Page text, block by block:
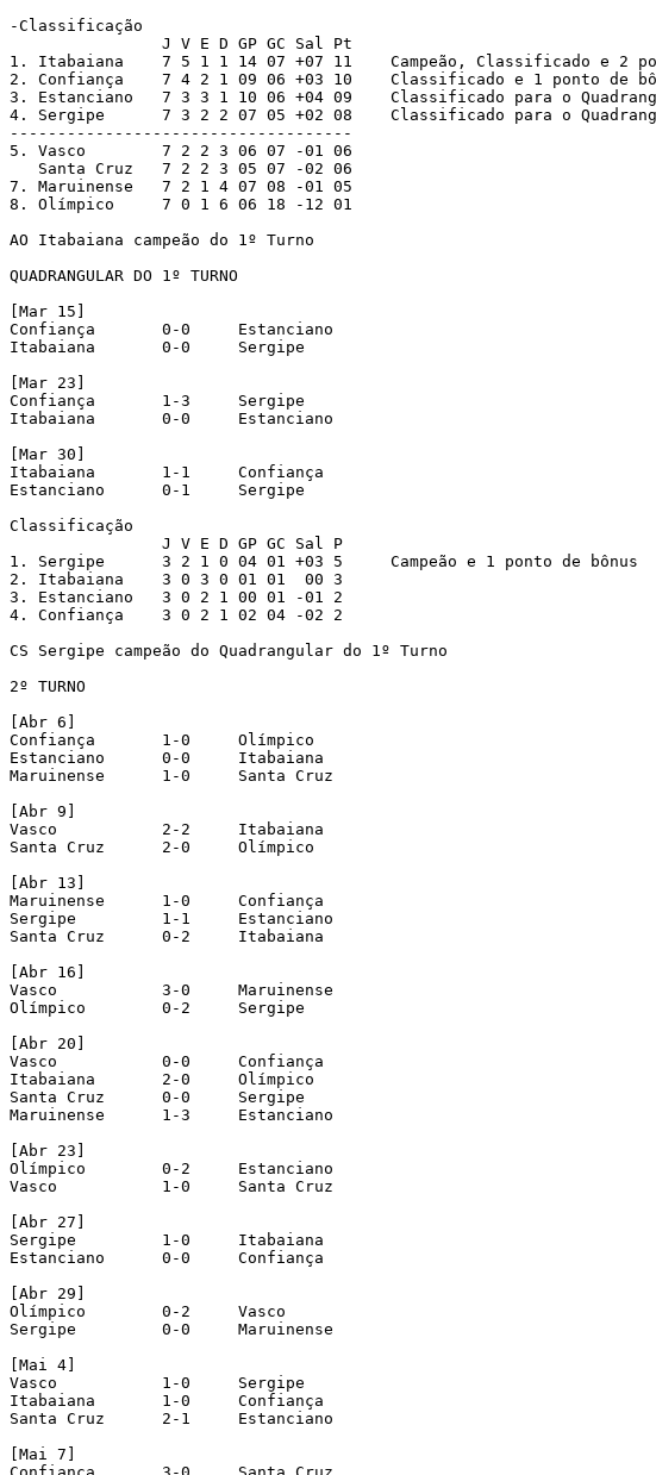
-Classificação
1. Itabaiana	7 5 1 1 14 07 +07 11	Campeão, Classificado e 2 pontos de bônus
2. Confiança	7 4 2 1 09 06 +03 10	Classificado e 1 ponto de bônus
3. Estanciano	7 3 3 1 10 06 +04 09	Classificado para o Quadrangular
4. Sergipe	7 3 2 2 07 05 +02 08	Classificado para o Quadrangular
------------------------------------
5. Vasco	7 2 2 3 06 07 -01 06
   Santa Cruz	7 2 2 3 05 07 -02 06
7. Maruinense	7 2 1 4 07 08 -01 05
8. Olímpico	7 0 1 6 06 18 -12 01
AO Itabaiana campeão do 1º Turno
QUADRANGULAR DO 1º TURNO
[Mar 15]
Confiança	0-0	Estanciano
Itabaiana	0-0	Sergipe
[Mar 23]
Confiança	1-3	Sergipe
Itabaiana	0-0	Estanciano
[Mar 30]
Itabaiana	1-1	Confiança
Estanciano	0-1	Sergipe
Classificação
1. Sergipe	3 2 1 0 04 01 +03 5	Campeão e 1 ponto de bônus
2. Itabaiana	3 0 3 0 01 01  00 3
3. Estanciano	3 0 2 1 00 01 -01 2
4. Confiança	3 0 2 1 02 04 -02 2
CS Sergipe campeão do Quadrangular do 1º Turno
2º TURNO
[Abr 6]
Confiança	1-0	Olímpico
Estanciano	0-0	Itabaiana
Maruinense	1-0	Santa Cruz
[Abr 9]
Vasco		2-2	Itabaiana
Santa Cruz	2-0	Olímpico
[Abr 13]
Maruinense	1-0	Confiança
Sergipe		1-1	Estanciano
Santa Cruz	0-2	Itabaiana
[Abr 16]
Vasco		3-0	Maruinense
Olímpico	0-2	Sergipe
[Abr 20]
Vasco		0-0	Confiança
Itabaiana	2-0	Olímpico
Santa Cruz	0-0	Sergipe
Maruinense	1-3	Estanciano
[Abr 23]
Olímpico	0-2	Estanciano
Vasco		1-0	Santa Cruz
[Abr 27]
Sergipe		1-0	Itabaiana
Estanciano	0-0	Confiança
[Abr 29]
Olímpico	0-2	Vasco
Sergipe		0-0	Maruinense
[Mai 4]
Vasco		1-0	Sergipe
Itabaiana	1-0	Confiança
Santa Cruz	2-1	Estanciano
[Mai 7]